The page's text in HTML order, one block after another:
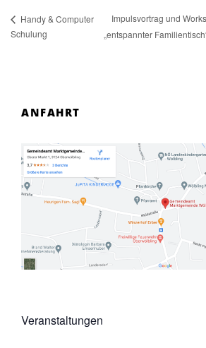
Handy & Computer
Schulung
Impulsvortrag und
„entspannter
ANFAHRT
Veranstaltungen